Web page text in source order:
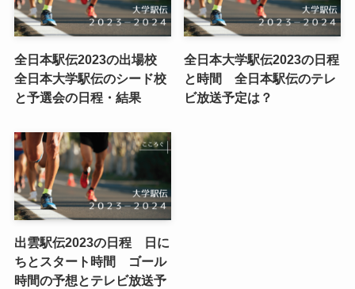
全日本駅伝2023の出場校
全日本大学駅伝のシード校
と予選会の日程・結果
全日本大学駅伝2023の日程
と時間 全日本駅伝のテレ
ビ放送予定は？
出雲駅伝2023の日程 日に
ちとスタート時間 ゴール
時間の予想とテレビ放送予